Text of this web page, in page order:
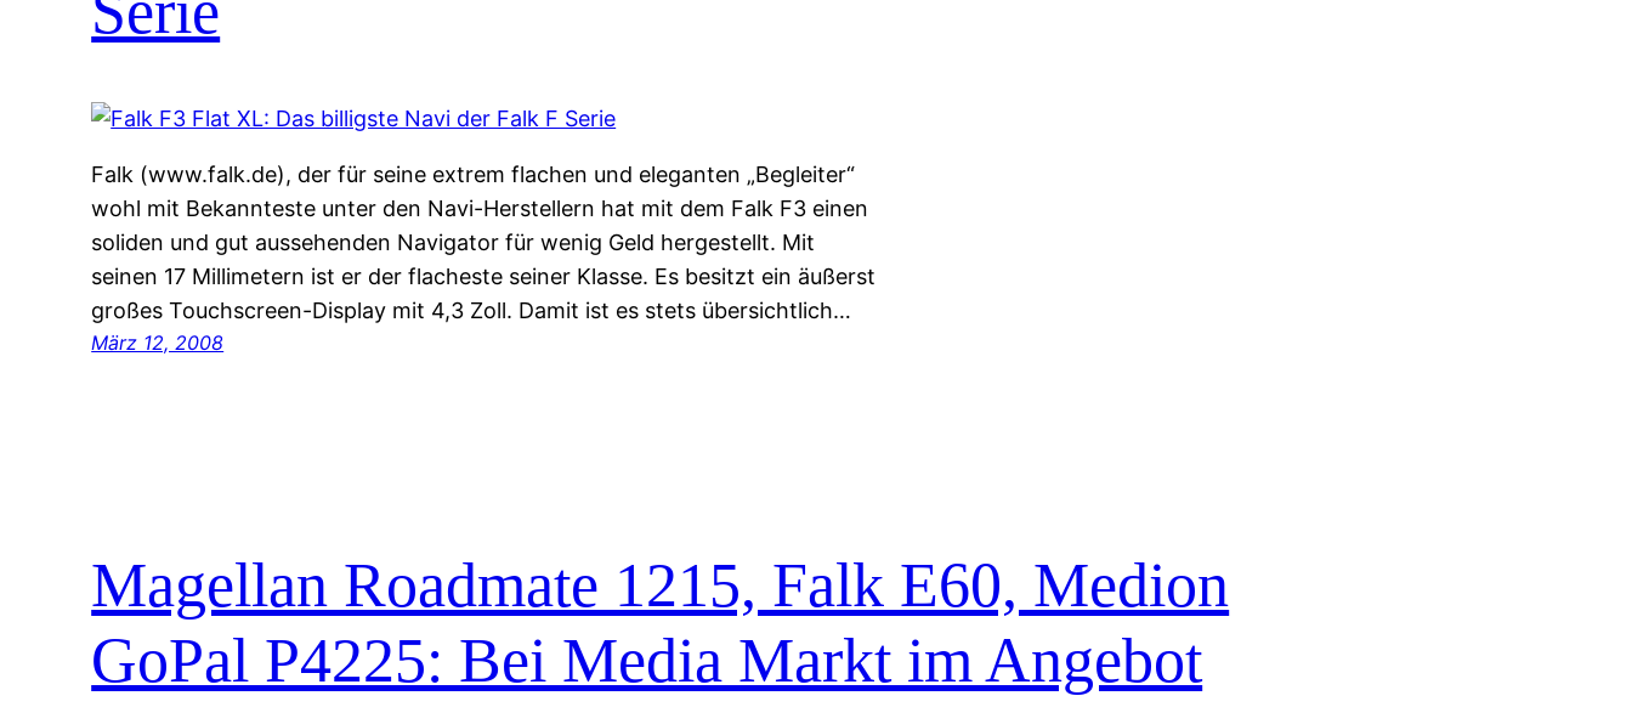
Falk (www.falk.de), der für seine extrem flachen und eleganten „Begleiter“
wohl mit Bekannteste unter den Navi-Herstellern hat mit dem Falk F3 einen
soliden und gut aussehenden Navigator für wenig Geld hergestellt. Mit
seinen 17 Millimetern ist er der flacheste seiner Klasse. Es besitzt ein äußerst
großes Touchscreen-Display mit 4,3 Zoll. Damit ist es stets übersichtlich…
März 12, 2008
Magellan Roadmate 1215, Falk E60, Medion
GoPal P4225: Bei Media Markt im Angebot